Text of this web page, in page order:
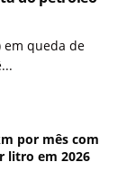
em queda de
por mês com
litro em 2026